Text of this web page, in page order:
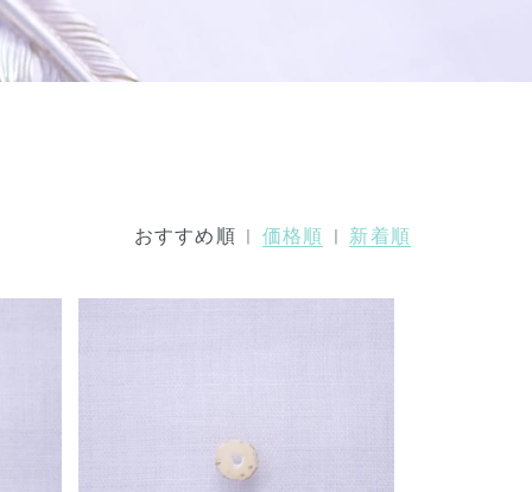
おすすめ順 | 価格順 新着順